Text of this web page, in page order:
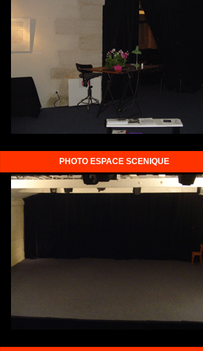
PHOTO ESPACE SCENIQUE